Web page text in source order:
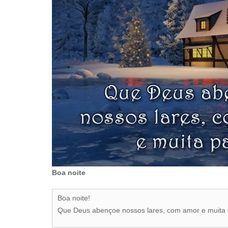
Boa noite
Boa noite!
Que Deus abençoe nossos lares, com amor e muita